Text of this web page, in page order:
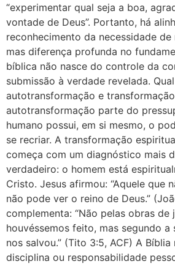
“experimentar qual seja a boa,
vontade de Deus”. Portanto, há
reconhecimento da necessidade de
mas diferença profunda no
bíblica não nasce do controle da
submissão à verdade revelada.
autotransformação e
autotransformação parte do
humano possui, em si mesmo, o
se recriar. A transformação
começa com um diagnóstico mais
verdadeiro: o homem está
Cristo. Jesus afirmou: “Aquele que
não pode ver o reino de Deus.”
complementa: “Não pelas obras de
houvéssemos feito, mas segundo a
nos salvou.” (Tito 3:5, ACF) A
disciplina ou responsabilidade